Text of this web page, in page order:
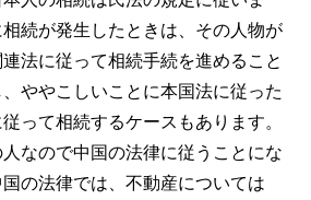
続が発生したときは、その人物が
法に従って相続手続を進めること
ややこしいことに本国法に従った
って相続するケースもあります。
なので中国の法律に従うことにな
の法律では、不動産については